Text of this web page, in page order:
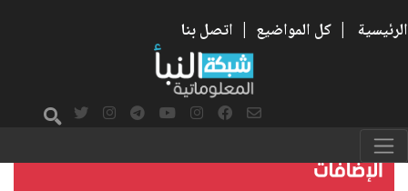
الرئيسية | كل المواضيع | اتصل بنا